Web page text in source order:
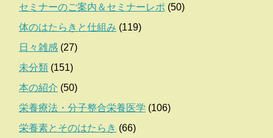
セミナーのご案内＆セミナーレポ (50)
体のはたらきと仕組み (119)
日々雑感 (27)
未分類 (151)
本の紹介 (50)
栄養療法・分子整合栄養医学 (106)
栄養素とそのはたらき (66)